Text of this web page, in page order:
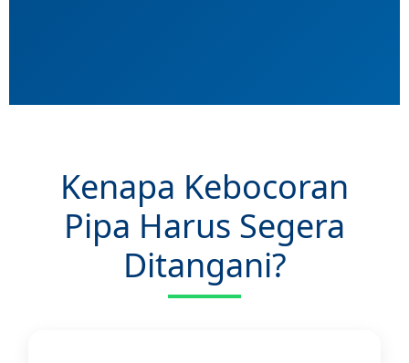
Kenapa Kebocoran
Pipa Harus Segera
Ditangani?